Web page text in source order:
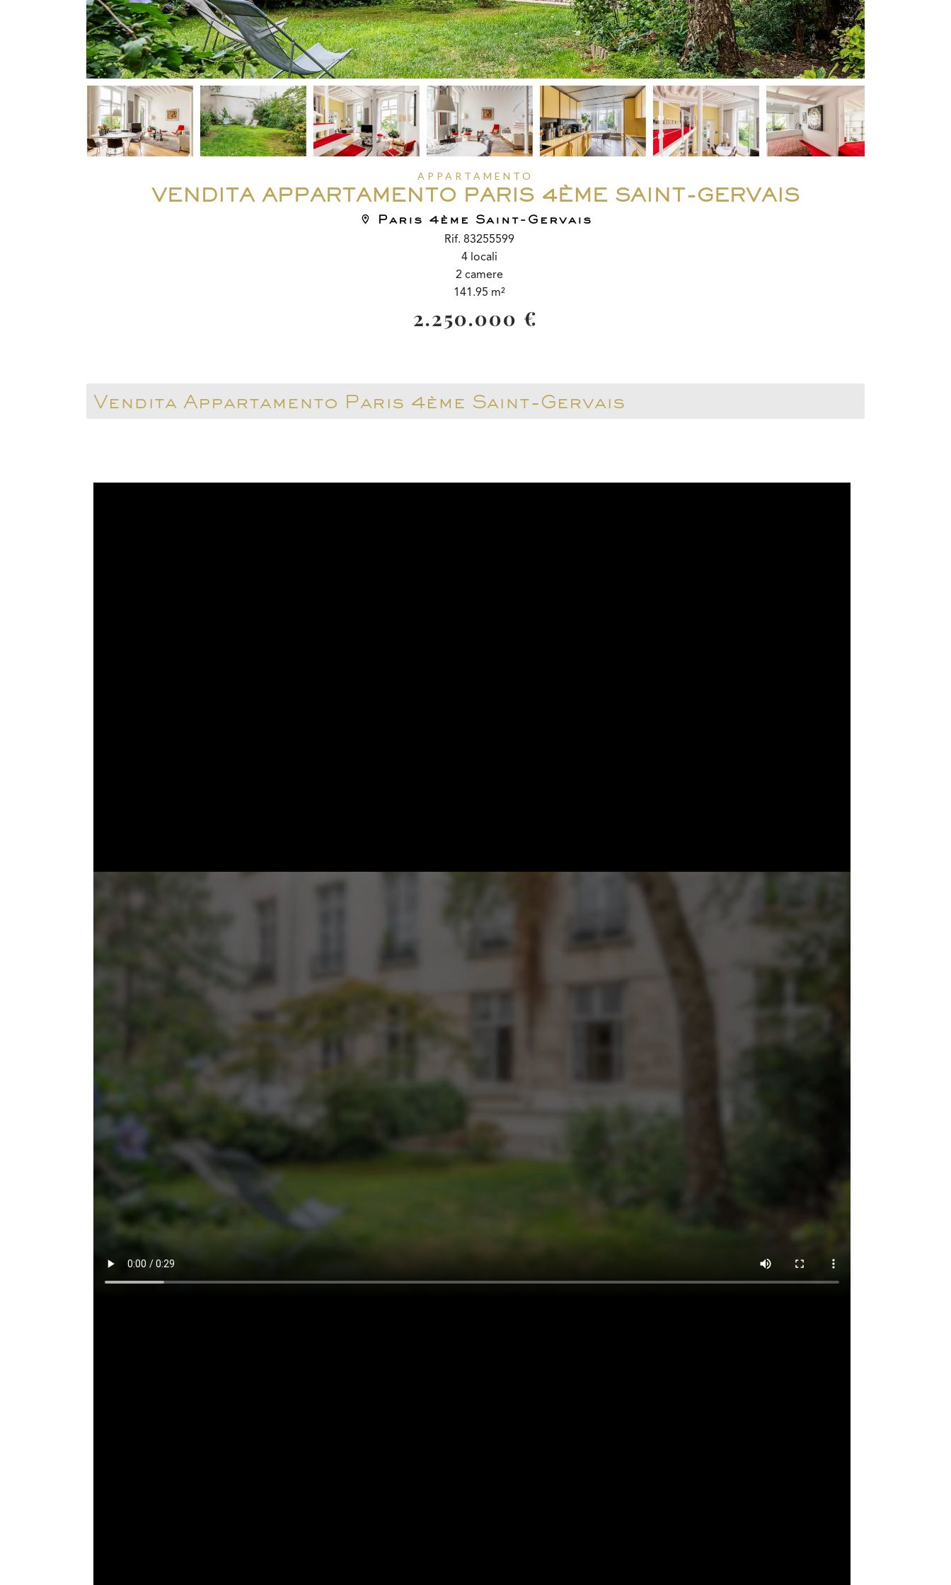
APPARTAMENTO
VENDITA APPARTAMENTO PARIS 4ÈME SAINT-GERVAIS
Paris 4ème Saint-Gervais
Rif. 83255599
4 locali
2 camere
141.95 m²
2.250.000 €
Vendita Appartamento Paris 4ème Saint-Gervais